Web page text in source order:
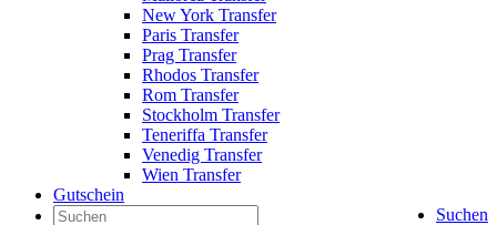
New York Transfer
Paris Transfer
Prag Transfer
Rhodos Transfer
Rom Transfer
Stockholm Transfer
Teneriffa Transfer
Venedig Transfer
Wien Transfer
Gutschein
Suchen